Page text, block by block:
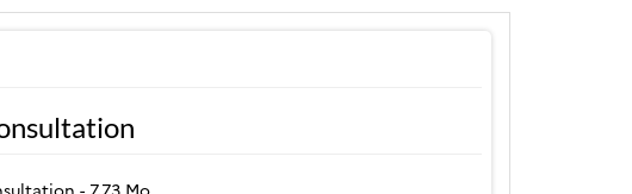
- 7,73 Mo